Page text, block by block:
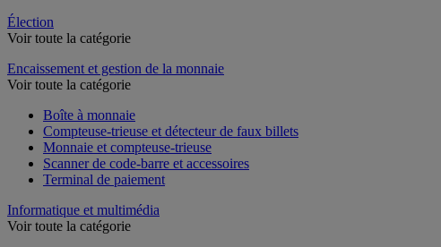
Élection
Voir toute la catégorie
Encaissement et gestion de la monnaie
Voir toute la catégorie
Boîte à monnaie
Compteuse-trieuse et détecteur de faux billets
Monnaie et compteuse-trieuse
Scanner de code-barre et accessoires
Terminal de paiement
Informatique et multimédia
Voir toute la catégorie